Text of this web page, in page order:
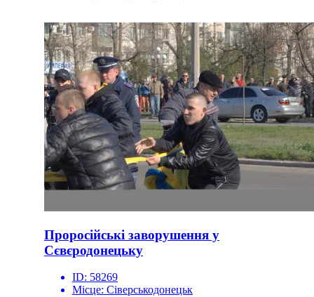
Проросійські заворушення у
Сєвєродонецьку
ID: 58269
Місце: Сіверськодонецьк